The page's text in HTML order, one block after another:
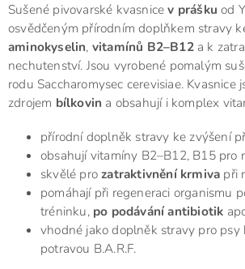
Sušené pivovarské kvasnicev prášku od
osvědčeným přírodním doplňkem stravy
aminokyselin, vitamínů B2–B12a k
nechutenství. Jsou vyrobené pomalým
rodu Saccharomysec cerevisiae. Kvasnice
zdrojem bílkovin a obsahují i komplex
přírodní doplněk stravy ke zvýšení
obsahují vitamíny B2–B12, B15 pro
skvělé prozatraktivnění krmiva při
pomáhají při regeneraci organismu
tréninku, po podávání antibiotik
vhodné jako doplněk stravy pro psy
potravou B.A.R.F.